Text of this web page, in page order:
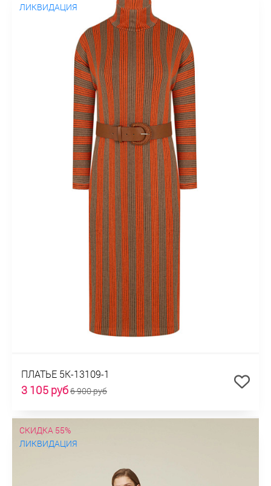
ЛИКВИДАЦИЯ
ПЛАТЬЕ 5К-13109-1
3 105 руб6 900 руб
СКИДКА 55%
ЛИКВИДАЦИЯ